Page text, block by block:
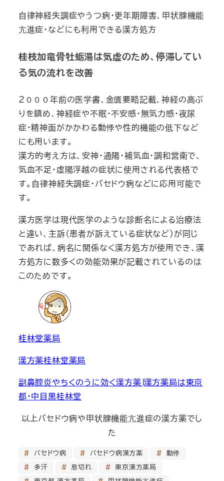
自律神経失調症やうつ病・更年期障害、甲状腺機能
亢進症・などにも利用できる漢方処方
桂枝加竜骨牡蛎湯は気虚のため、停滞してい
る気の流れを改善
２０００年前の医学書、金匱要略記載、神経の高ぶ
りを鎮め、神経症や不眠・不安感・無気力感・夜尿
症・精神面がかかわる動悸や性的機能の低下など
にも用います。
漢方的考え方は、安神・通陽・補気血・調和営衛で、
気血不足・虚陽浮越の症状に使用される代表格で
す。自律神経失調症・バセドウ病などに応用可能で
す。
漢方医学は現代医学のような診断名による治療法
と違い、主訴（患者が訴えている症状など）が同じ
であれば、病名に関係なく漢方処方が使用でき、漢
方処方に数多くの効能効果が記載されているのは
このためです。
桂林堂薬局
漢方薬桂林堂薬局
副鼻腔炎やちくのうに効く漢方薬∣漢方薬局は東京
都・中目黒桂林堂
以上バセドウ病や甲状腺機能亢進症の漢方薬でし
た
バセドウ病 バセドウ病漢方薬 動悸
多汗 息切れ 東京漢方薬局